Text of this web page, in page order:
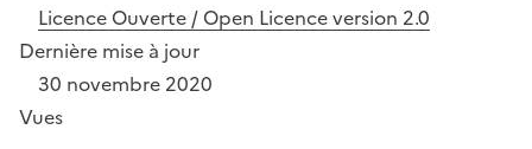
Licence Ouverte / Open Licence version 2.0
Dernière mise à jour
30 novembre 2020
Vues